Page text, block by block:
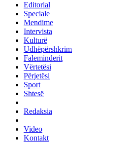
Editorial
Speciale
Mendime
Intervista
Kulturë
Udhëpërshkrim
Faleminderit
Vërtetësi
Përjetësi
Sport
Shtesë
Redaksia
Video
Kontakt